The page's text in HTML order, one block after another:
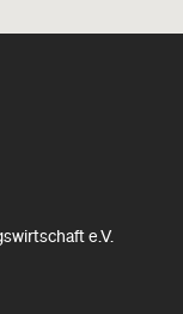
e.V.